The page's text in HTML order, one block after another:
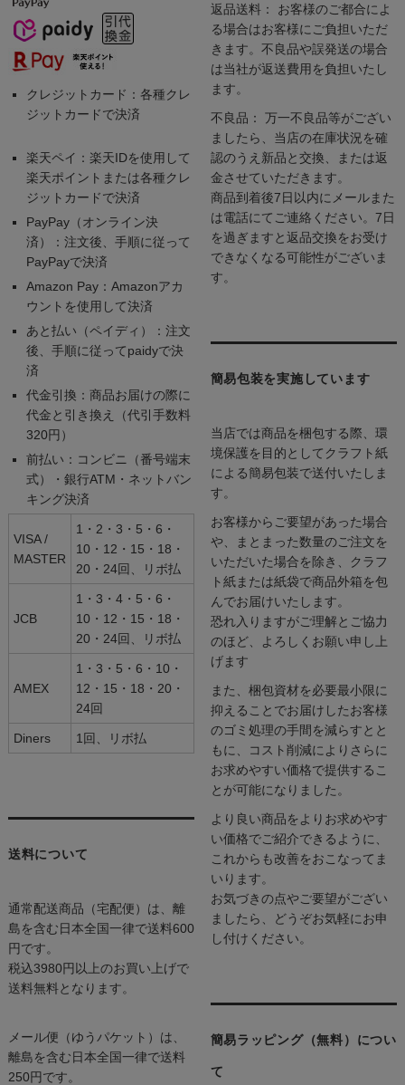
クレジットカード：各種クレ
ジットカードで決済
楽天ペイ：楽天IDを使用して
楽天ポイントまたは各種クレ
ジットカードで決済
PayPay（オンライン決
済）：注文後、手順に従って
PayPayで決済
Amazon Pay：Amazonアカ
ウントを使用して決済
あと払い（ペイディ）：注文
後、手順に従ってpaidyで決
済
代金引換：商品お届けの際に
代金と引き換え（代引手数料
320円）
前払い：コンビニ（番号端末
式）・銀行ATM・ネットバン
キング決済
VISA /
MASTER
1・2・3・5・6・
10・12・15・18・
20・24回、リボ払
JCB
1・3・4・5・6・
10・12・15・18・
20・24回、リボ払
AMEX
1・3・5・6・10・
12・15・18・20・
24回
Diners 1回、リボ払
送料について
通常配送商品（宅配便）は、離
島を含む日本全国一律で送料600
円です。
税込3980円以上のお買い上げで
送料無料となります。
メール便（ゆうパケット）は、
離島を含む日本全国一律で送料
250円です。
返品送料： お客様のご都合によ
る場合はお客様にご負担いただ
きます。不良品や誤発送の場合
は当社が返送費用を負担いたし
ます。
不良品： 万一不良品等がござい
ましたら、当店の在庫状況を確
認のうえ新品と交換、または返
金させていただきます。
商品到着後7日以内にメールまた
は電話にてご連絡ください。7日
を過ぎますと返品交換をお受け
できなくなる可能性がございま
す。
簡易包装を実施しています
当店では商品を梱包する際、環
境保護を目的としてクラフト紙
による簡易包装で送付いたしま
す。
お客様からご要望があった場合
や、まとまった数量のご注文を
いただいた場合を除き、クラフ
ト紙または紙袋で商品外箱を包
んでお届けいたします。
恐れ入りますがご理解とご協力
のほど、よろしくお願い申し上
げます
また、梱包資材を必要最小限に
抑えることでお届けしたお客様
のゴミ処理の手間を減らすとと
もに、コスト削減によりさらに
お求めやすい価格で提供するこ
とが可能になりました。
より良い商品をよりお求めやす
い価格でご紹介できるように、
これからも改善をおこなってま
いります。
お気づきの点やご要望がござい
ましたら、どうぞお気軽にお申
し付けください。
簡易ラッピング（無料）につい
て